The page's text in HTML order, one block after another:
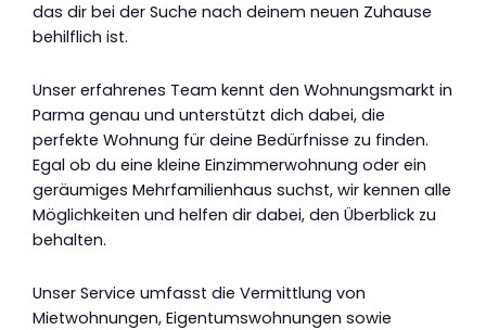
das dir bei der Suche nach deinem neuen Zuhause
behilflich ist.
Unser erfahrenes Team kennt den Wohnungsmarkt in
Parma genau und unterstützt dich dabei, die
perfekte Wohnung für deine Bedürfnisse zu finden.
Egal ob du eine kleine Einzimmerwohnung oder ein
geräumiges Mehrfamilienhaus suchst, wir kennen alle
Möglichkeiten und helfen dir dabei, den Überblick zu
behalten.
Unser Service umfasst die Vermittlung von
Mietwohnungen, Eigentumswohnungen sowie